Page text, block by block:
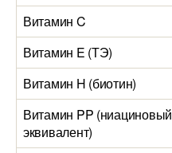
Витамин C
Витамин E (ТЭ)
Витамин H (биотин)
Витамин PP (ниациновый
эквивалент)